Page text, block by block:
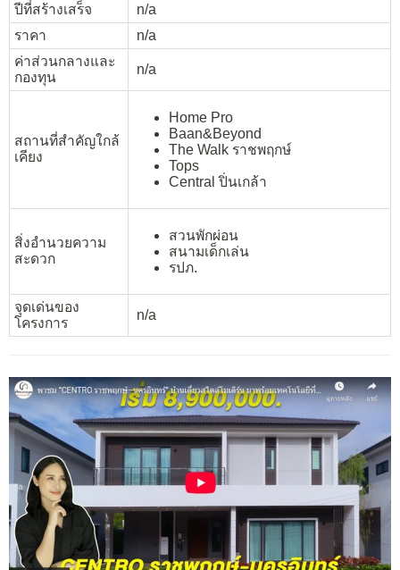
ปีที่สร้างเสร็จ
n/a
ราคา
n/a
ค่าส่วนกลางและ
กองทุน
n/a
สถานที่สำคัญใกล้
เคียง
Home Pro
Baan&Beyond
The Walk ราชพฤกษ์
Tops
Central ปิ่นเกล้า
สิ่งอำนวยความ
สะดวก
สวนพักผ่อน
สนามเด็กเล่น
รปภ.
จุดเด่นของ
โครงการ
n/a